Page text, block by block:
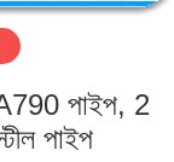
পাইপ, 2
পাইপ